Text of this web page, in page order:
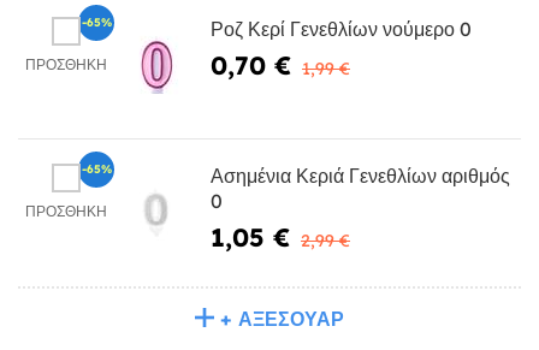
ΠΡΟΣΘΉΚΗ
Ροζ Κερί Γενεθλίων νούμερο 0
0,70 € 1,99 €
-65%
ΠΡΟΣΘΉΚΗ
Ασημένια Κεριά Γενεθλίων αριθμός
0
1,05 € 2,99 €
-65%
+ ΑΞΕΣΟΥΆΡ